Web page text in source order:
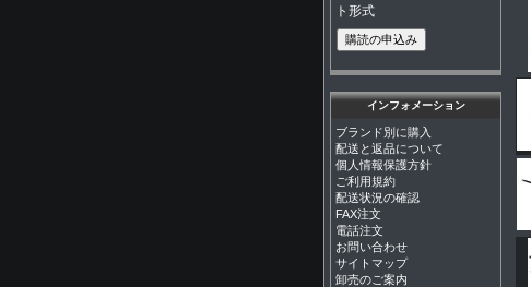
ト形式
インフォメーション
ブランド別に購入
配送と返品について
個人情報保護方針
ご利用規約
配送状況の確認
FAX注文
電話注文
お問い合わせ
サイトマップ
卸売のご案内